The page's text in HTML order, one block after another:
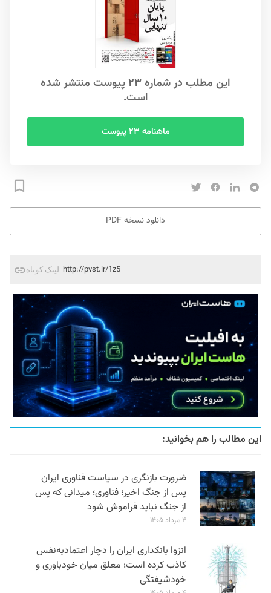
این مطلب در شماره ۲۳ پیوست منتشر شده
است.
ماهنامه ۲۳ پیوست
دانلود نسخه PDF
لینک کوتاه http://pvst.ir/1z5
این مطالب را هم بخوانید:
ضرورت بازنگری در سیاست فناوری ایران
پس از جنگ اخیر؛ فناوری؛ میدانی که پس
از جنگ نباید فراموش شود
۴ مرداد ۱۴۰۵
انزوا بانکداری ایران را دچار اعتمادبه‌نفس
کاذب کرده است؛ معلق میان خودباوری و
خودشیفتگی